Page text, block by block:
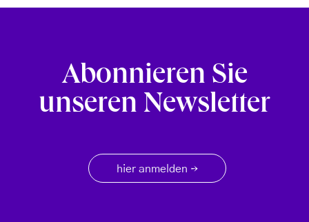
Abonnieren Sie
unseren Newsletter
hier anmelden →